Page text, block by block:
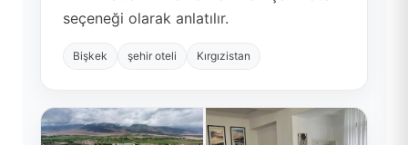
seçeneği olarak anlatılır.
Bişkek şehir oteli Kırgızistan